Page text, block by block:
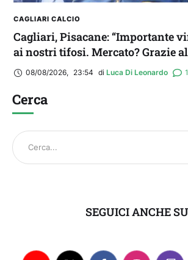
CAGLIARI CALCIO
Cagliari, Pisacane: “Importante
ai nostri tifosi. Mercato? Grazie
il triplo colpo”
08/08/2026, 23:54 di Luca Di Leonardo 1
Cerca
SEGUICI ANCHE SU